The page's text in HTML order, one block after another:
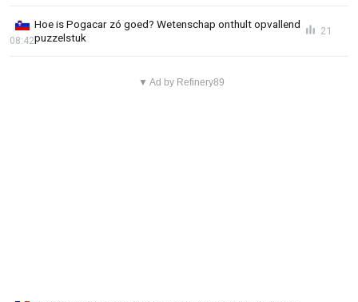
Hoe is Pogacar zó goed? Wetenschap onthult opvallend
puzzelstuk
08:42
21
▼ Ad by Refinery89